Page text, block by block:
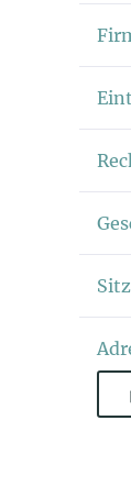
Sitz